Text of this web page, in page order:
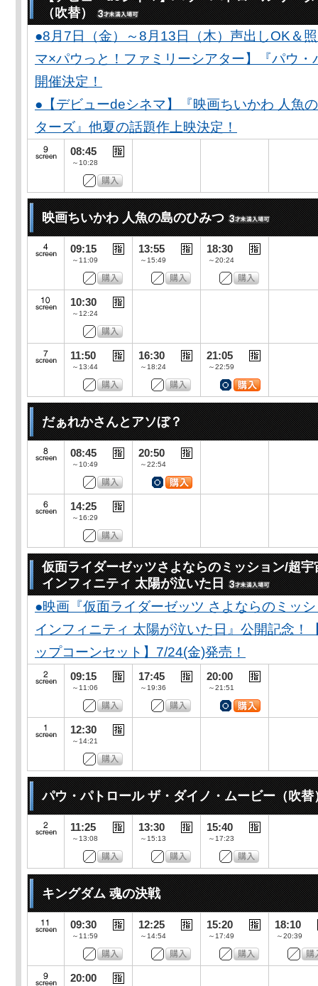
（吹替）
●8月7日（金）～8月13日（木）声出しOK＆
マ×パウっと！ファミリーシアター】『パウ
開催決定！
●【デビューdeシネマ】『映画ちいかわ 人魚
ターズ』他夏の話題作上映決定！
08:45
～10:28
映画ちいかわ 人魚の島のひみつ
09:15
～11:09
13:55
～15:49
18:30
～20:24
10:30
～12:24
11:50
～13:44
16:30
～18:24
21:05
～22:59
だぁれかさんとアソぼ？
08:45
～10:49
20:50
～22:54
14:25
～16:29
仮面ライダーゼッツさよならのミッション/超
インフィニティ 太陽が泣いた日
●映画『仮面ライダーゼッツ さよならのミッ
インフィニティ 太陽が泣いた日』公開記念！
ップコーンセット】7/24(金)発売！
09:15
～11:06
17:45
～19:36
20:00
～21:51
12:30
～14:21
パウ・パトロール ザ・ダイノ・ムービー（吹替
11:25
～13:08
13:30
～15:13
15:40
～17:23
キングダム 魂の決戦
09:30
～11:59
12:25
～14:54
15:20
～17:49
18:10
～20:39
20:00